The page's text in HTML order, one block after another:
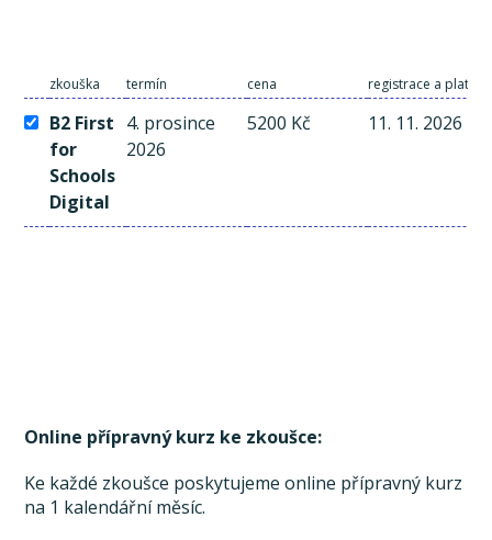
zkouška termín cena registrace a platba
B2 First
for
Schools
Digital
4. prosince
2026
5200 Kč 11. 11. 2026
Online přípravný kurz ke zkoušce:
Ke každé zkoušce poskytujeme online přípravný kurz
na 1 kalendářní měsíc.